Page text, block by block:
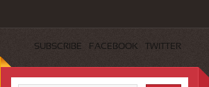
SUBSCRIBE FACEBOOK TWITTER